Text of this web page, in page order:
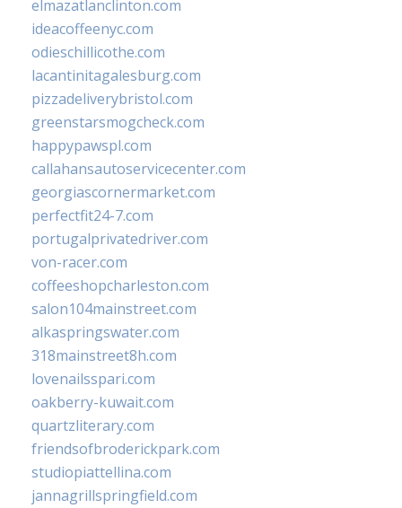
elmazatlanclinton.com
ideacoffeenyc.com
odieschillicothe.com
lacantinitagalesburg.com
pizzadeliverybristol.com
greenstarsmogcheck.com
happypawspl.com
callahansautoservicecenter.com
georgiascornermarket.com
perfectfit24-7.com
portugalprivatedriver.com
von-racer.com
coffeeshopcharleston.com
salon104mainstreet.com
alkaspringswater.com
318mainstreet8h.com
lovenailsspari.com
oakberry-kuwait.com
quartzliterary.com
friendsofbroderickpark.com
studiopiattellina.com
jannagrillspringfield.com